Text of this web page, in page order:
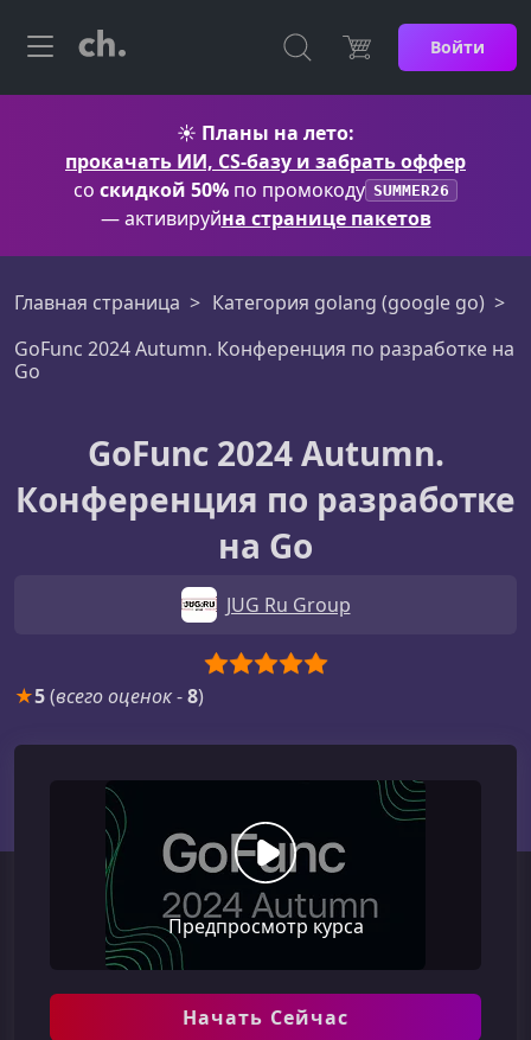
Войти
☀️ Планы на лето:
прокачать ИИ, CS-базу и забрать оффер
со скидкой 50% по промокоду SUMMER26
— активируйна странице пакетов
Главная страница
Категория golang (google go)
GoFunc 2024 Autumn. Конференция по разработке на
Go
GoFunc 2024 Autumn.
Конференция по разработке
на Go
JUG Ru Group
★5(всего оценок-8)
Предпросмотр курса
Начать Сейчас